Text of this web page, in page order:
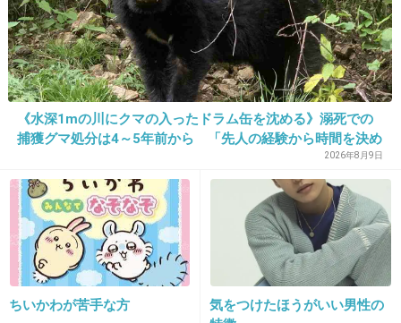
22. 匿名2026/07/08(水) 16:57:53
元同僚の話からしてヤバい奴
4件の返信
+161 -5
23. 匿名2026/07/08(水) 16:57:56
もちろん麻酔なしだよね
どうやって暴れないようにしたの？
共犯者いるよね
《水深1mの川にクマの入ったドラム缶を沈める》溺死での
捕獲グマ処分は4～5年前から 「先人の経験から時間を決め
ていた」「溺死だけがフォーカスされ困惑」と町の担当者
2026年8月9日
ちいかわが苦手な方
気をつけたほうがいい男性の